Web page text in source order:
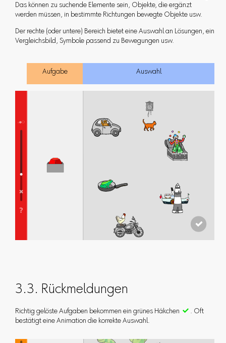
Das können zu suchende Elemente sein, Objekte, die ergänzt
werden müssen, in bestimmte Richtungen bewegte Objekte usw.
Der rechte (oder untere) Bereich bietet eine Auswahl an Lösungen, ein
Vergleichsbild, Symbole passend zu Bewegungen usw.
Aufgabe Auswahl
3.3. Rückmeldungen
Richtig gelöste Aufgaben bekommen ein grünes Häkchen . Oft
bestätigt eine Animation die korrekte Auswahl.